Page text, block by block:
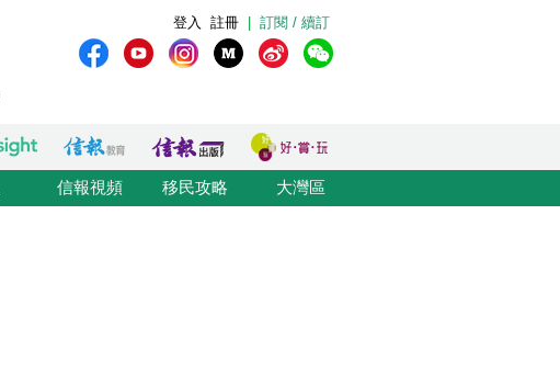
訂閱 / 續訂
註冊
登入
信報視頻 移民攻略 大灣區